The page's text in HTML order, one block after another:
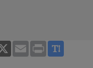
X Email Print